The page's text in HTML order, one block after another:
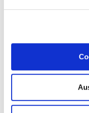
sondern reduziert
Bodenbelägen.
dass Bewohner,
gepflegten Eindruck
Technische